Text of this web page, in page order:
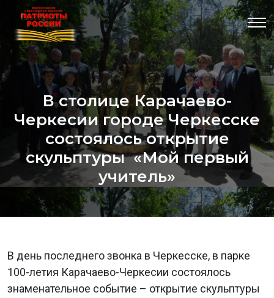
В столице Карачаево-
Черкесии городе Черкесске
состоялось открытие
скульптуры «Мой первый
учитель»
В день последнего звонка в Черкесске, в парке
100-летия Карачаево-Черкесии состоялось
знаменательное событие – открытие скульптуры